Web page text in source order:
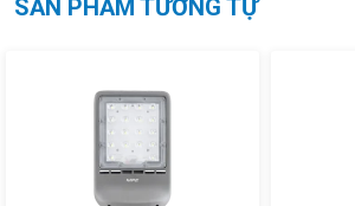
SẢN PHẨM TƯƠNG TỰ